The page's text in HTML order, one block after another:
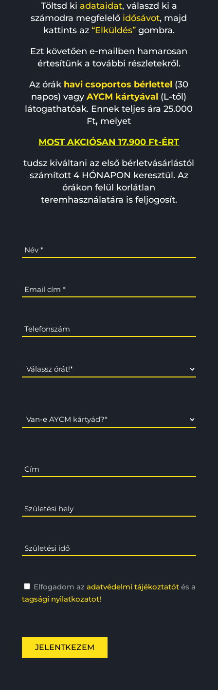
Töltsd ki adataidat, válaszd ki a
számodra megfelelő idősávot, majd
kattints az “Elküldés”gombra.
Ezt követően e-mailben hamarosan
értesítünk a további részletekről.
Az órák havi csoportos bérlettel (30
napos) vagyAYCM kártyával (L-től)
látogathatóak. Ennek teljes ára25.000
Ft, melyet
MOST AKCIÓSAN 17.900 Ft-ÉRT
tudsz kiváltani az első bérletvásárlástól
számított 4 HÓNAPON keresztül. Az
órákon felül korlátlan
teremhasználatára is feljogosít.
Elfogadom az adatvédelmi tájékoztatótés a
tagsági nyilatkozatot!